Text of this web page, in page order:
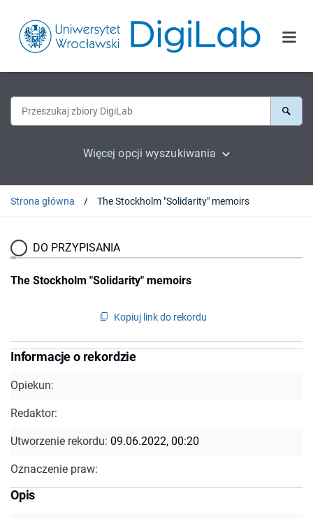
Więcej opcji wyszukiwania
Strona główna The Stockholm "Solidarity" memoirs
DO PRZYPISANIA
The Stockholm "Solidarity" memoirs
Kopiuj link do rekordu
Informacje o rekordzie
Opiekun:
Redaktor:
Utworzenie rekordu: 09.06.2022, 00:20
Oznaczenie praw:
Opis